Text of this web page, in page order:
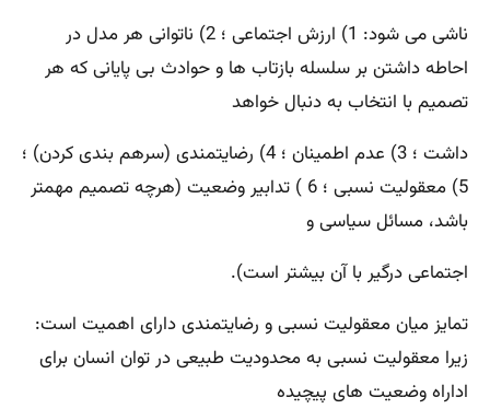
ناشی می شود: 1) ارزش اجتماعی ؛ 2) ناتوانی هر مدل در
احاطه داشتن بر سلسله بازتاب ها و حوادث بی پایانی که هر
تصمیم با انتخاب به دنبال خواهد
داشت ؛ 3) عدم اطمینان ؛ 4) رضایتمندی (سرهم بندی کردن) ؛
5) معقولیت نسبی ؛ 6 ) تدابیر وضعیت (هرچه تصمیم مهمتر
باشد، مسائل سیاسی و
اجتماعی درگیر با آن بیشتر است).
تمایز میان معقولیت نسبی و رضایتمندی دارای اهمیت است:
زیرا معقولیت نسبی به محدودیت طبیعی در توان انسان برای
اداراه وضعیت های پیچیده